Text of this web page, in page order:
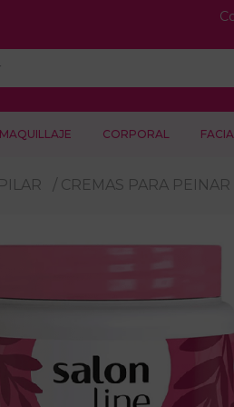
MAQUILLAJE CORPORAL
CREMAS PARA PEINAR